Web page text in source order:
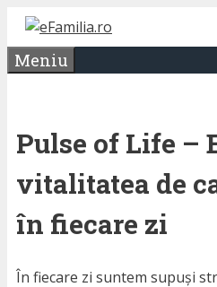
Sari
conținut
Meniu
Pulse of Life –
vitalitatea de
în fiecare zi
În fiecare zi suntem supuși